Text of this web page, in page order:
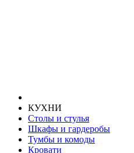
КУХНИ
Столы и стулья
Шкафы и гардеробы
Тумбы и комоды
Кровати